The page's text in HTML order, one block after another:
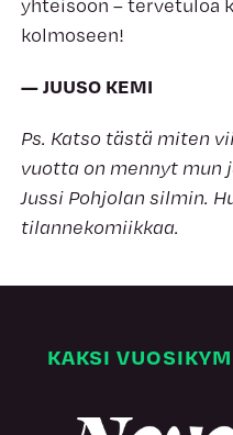
yhteisöön – tervetuloa
kolmoseen!
— JUUSO KEMI
Ps. Katso tästä miten
vuotta on mennyt mun
Jussi Pohjolan silmin.
tilannekomiikkaa.
KAKSI